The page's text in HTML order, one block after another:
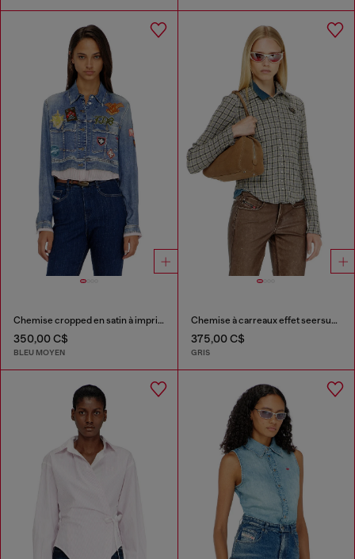
Chemise cropped en satin à imprimé trompe-l’œil denim
350,00 C$
BLEU MOYEN
Chemise à carreaux effet seersucker
375,00 C$
GRIS